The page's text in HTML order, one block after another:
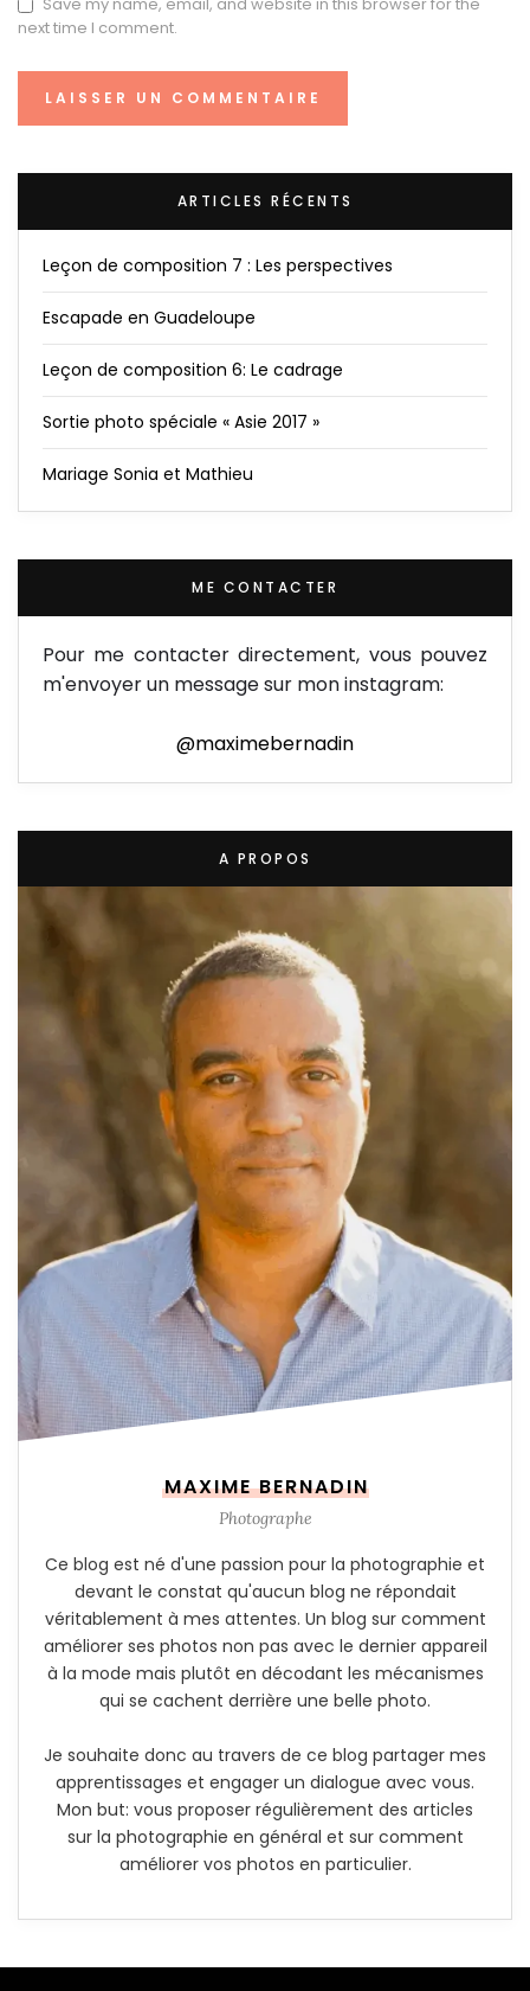
next time I comment.
ARTICLES RÉCENTS
Leçon de composition 7 : Les perspectives
Escapade en Guadeloupe
Leçon de composition 6: Le cadrage
Sortie photo spéciale « Asie 2017 »
Mariage Sonia et Mathieu
ME CONTACTER
Pour me contacter directement, vous pouvez
m'envoyer un message sur mon instagram:
@maximebernadin
A PROPOS
MAXIME BERNADIN
Photographe
Ce blog est né d'une passion pour la photographie et
devant le constat qu'aucun blog ne répondait
véritablement à mes attentes. Un blog sur comment
améliorer ses photos non pas avec le dernier appareil
à la mode mais plutôt en décodant les mécanismes
qui se cachent derrière une belle photo.
Je souhaite donc au travers de ce blog partager mes
apprentissages et engager un dialogue avec vous.
Mon but: vous proposer régulièrement des articles
sur la photographie en général et sur comment
améliorer vos photos en particulier.